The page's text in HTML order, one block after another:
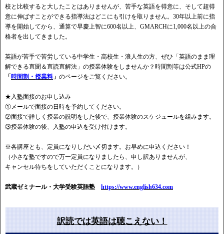
校と比較すると大したことはありませんが、苦手な英語を得意に、そして超得
意に伸ばすことができる指導法はどこにも引けを取りません。30年以上前に指
導を開始してから、通算で早慶上智に600名以上、GMARCHに1,000名以上の合
格者を出してきました。
英語が苦手で苦労している中学生・高校生・浪人生の方、ぜひ「英語のまま理
解できる直聞＆直読直解法」の授業体験をしませんか？時間割等は公式HPの
「時間割・授業料 」 のページをご覧ください。
★入塾面接のお申し込み
①メールで面接の日時を予約してください。
②面接で詳しく授業の説明をした後で、授業体験のスケジュールを組みます。
③授業体験の後、入塾の申込を受け付けます。
※各講座とも、定員になりしだい〆切ます。お早めに申込ください！
（小さな塾ですので万一定員になりましたら、申し訳ありませんが、
キャンセル待ちをしていただくことになります。）
武蔵ゼミナール・大学受験英語塾 https://www.english634.com
訳読では英語は聴こえない！